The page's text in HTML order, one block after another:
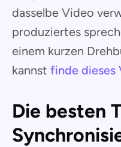
dasselbe Video
produziertes
einem kurzen
kannst finde dieses
Die besten